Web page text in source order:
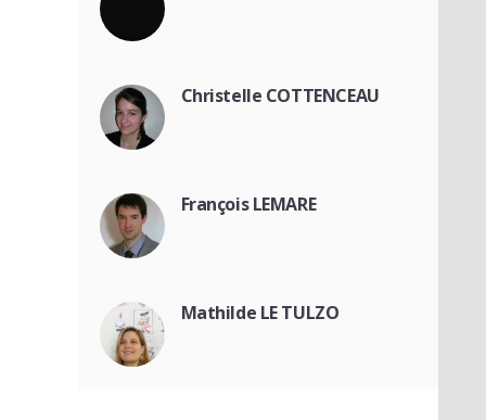
Christelle COTTENCEAU
François LEMARE
Mathilde LE TULZO